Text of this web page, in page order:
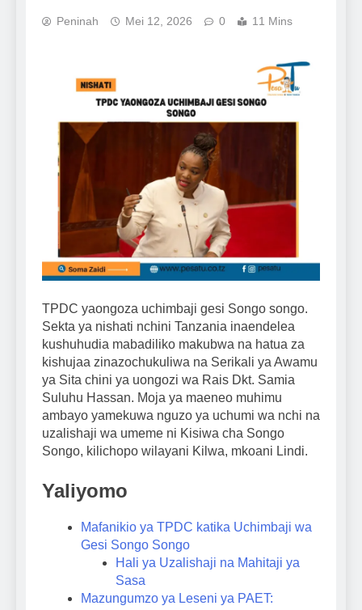
Peninah Mei 12, 2026 0 11 Mins
TPDC yaongoza uchimbaji gesi Songo songo.
Sekta ya nishati nchini Tanzania inaendelea
kushuhudia mabadiliko makubwa na hatua za
kishujaa zinazochukuliwa na Serikali ya Awamu
ya Sita chini ya uongozi wa Rais Dkt. Samia
Suluhu Hassan. Moja ya maeneo muhimu
ambayo yamekuwa nguzo ya uchumi wa nchi na
uzalishaji wa umeme ni Kisiwa cha Songo
Songo, kilichopo wilayani Kilwa, mkoani Lindi.
Yaliyomo
Mafanikio ya TPDC katika Uchimbaji wa
Gesi Songo Songo
Hali ya Uzalishaji na Mahitaji ya
Sasa
Mazungumzo ya Leseni ya PAET: